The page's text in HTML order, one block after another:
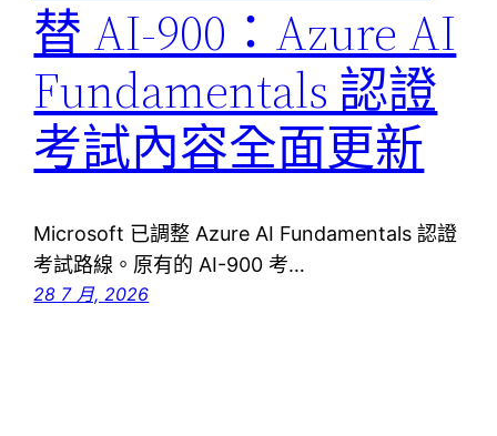
替 AI-900：Azure AI
Fundamentals 認證
考試內容全面更新
Microsoft 已調整 Azure AI Fundamentals 認證
考試路線。原有的 AI-900 考…
28 7 月, 2026